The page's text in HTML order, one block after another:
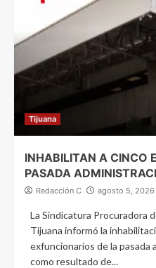
Tijuana
INHABILITAN A CINCO
PASADA
Redacción C agosto 5, 2026
La Sindicatura Procuradora
Tijuana informó la
exfuncionarios de la pasada
como resultado de...